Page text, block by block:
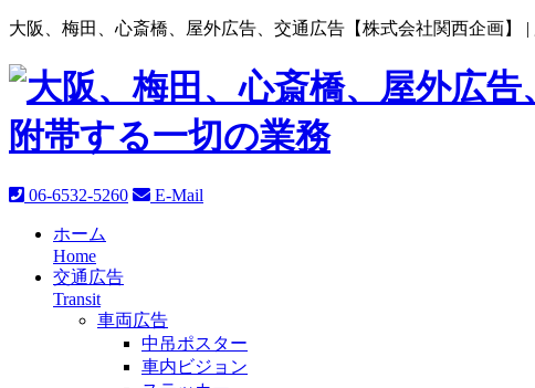
大阪、梅田、心斎橋、屋外広告、交通広告【株式会社関西企画】 |
06-6532-5260 E-Mail
ホーム
Home
交通広告
Transit
車両広告
中吊ポスター
車内ビジョン